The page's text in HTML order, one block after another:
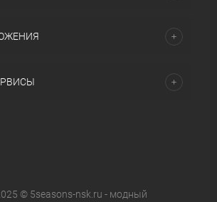
© 5seasons-nsk.ru - модный